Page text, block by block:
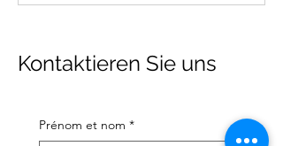
Kontaktieren Sie uns
Prénom et nom *